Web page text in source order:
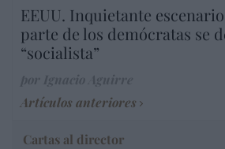
EEUU. Inquietante
parte de los demócratas se
“socialista”
Artículos anteriores
Cartas al director